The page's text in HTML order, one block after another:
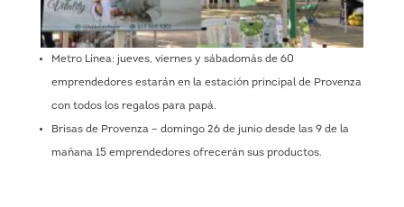
Metro Línea: jueves, viernes y sábadomás de 60
emprendedores estarán en la estación principal de Provenza
con todos los regalos para papá.
Brisas de Provenza – domingo 26 de junio desde las 9 de la
mañana 15 emprendedores ofrecerán sus productos.